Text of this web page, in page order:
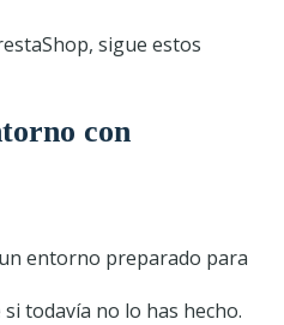
sigue estos
con
entorno preparado para
todavía no lo has hecho.